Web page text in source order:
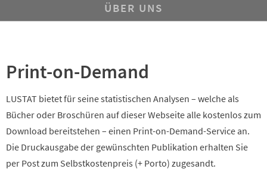
ÜBER UNS
Print-on-Demand
LUSTAT bietet für seine statistischen Analysen – welche als
Bücher oder Broschüren auf dieser Webseite alle kostenlos zum
Download bereitstehen – einen Print-on-Demand-Service an.
Die Druckausgabe der gewünschten Publikation erhalten Sie
per Post zum Selbstkostenpreis (+ Porto) zugesandt.